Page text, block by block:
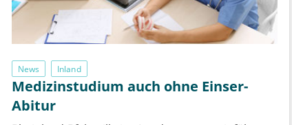
News Inland
Medizinstudium auch ohne Einser-
Abitur